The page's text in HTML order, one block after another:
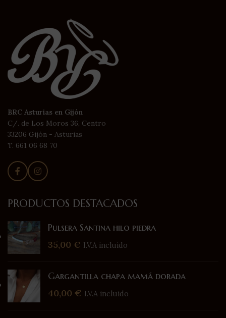
BRC Asturias en Gijón
C/. de Los Moros 36, Centro
33206 Gijón - Asturias
T. 661 06 68 70
PRODUCTOS DESTACADOS
Pulsera Santina hilo piedra
35,00 € I.V.A incluido
Gargantilla chapa mamá dorada
40,00 € I.V.A incluido